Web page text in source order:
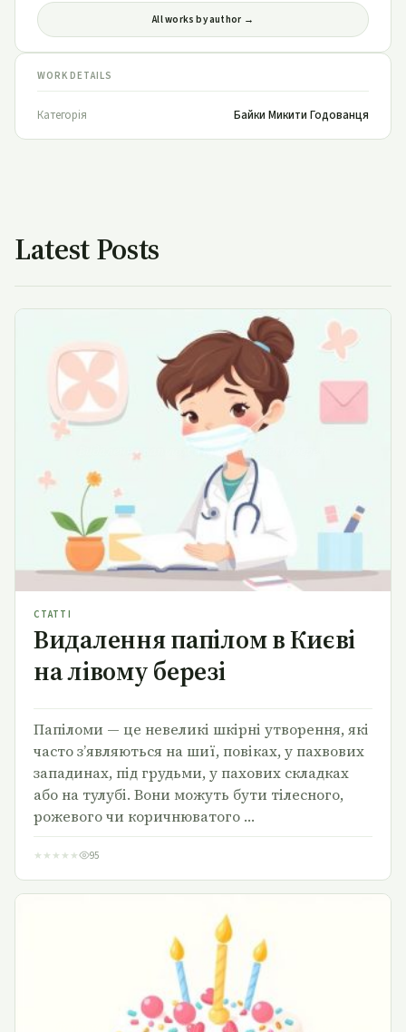
All works by author →
WORK DETAILS
Категорія Байки Микити Годованця
Latest Posts
Видалення папілом в Києві на лівому березі
СТАТТІ
Видалення папілом в Києві
на лівому березі
Папіломи — це невеликі шкірні утворення, які
часто з’являються на шиї, повіках, у пахвових
западинах, під грудьми, у пахових складках
або на тулубі. Вони можуть бути тілесного,
рожевого чи коричнюватого …
★ ★ ★ ★ ★ 95
Торт на замовлення дитині на день народження –